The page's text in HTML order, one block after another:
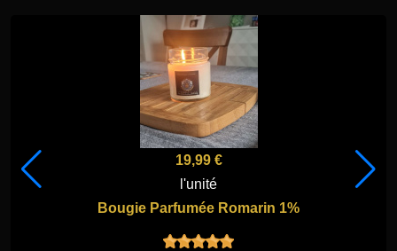
15,00 €
l'unité
Obélisque en Aventurine